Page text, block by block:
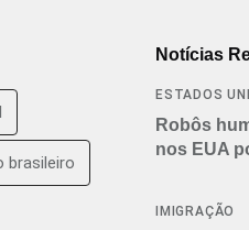
brasileiro
Notícias
ESTADOS
Robôs
nos EUA
IMIGRAÇÃO